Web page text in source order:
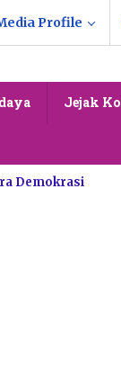
Profile
Jejak
Demokrasi